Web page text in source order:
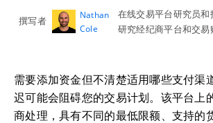
撰写者
Nathan
Cole
在线交易平台研究员和
研究经纪商平台和交易
需要添加资金但不清楚适用哪些支付渠
迟可能会阻碍您的交易计划。该平台上
商处理，具有不同的最低限额、支持的